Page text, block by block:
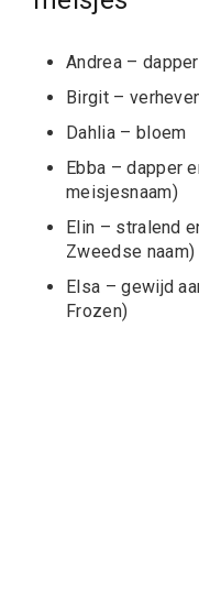
Andrea – dapper
Birgit –
Dahlia – bloem
Ebba – dapper
meisjesnaam)
Elin – stralend
Zweedse naam)
Elsa – gewijd
Frozen)